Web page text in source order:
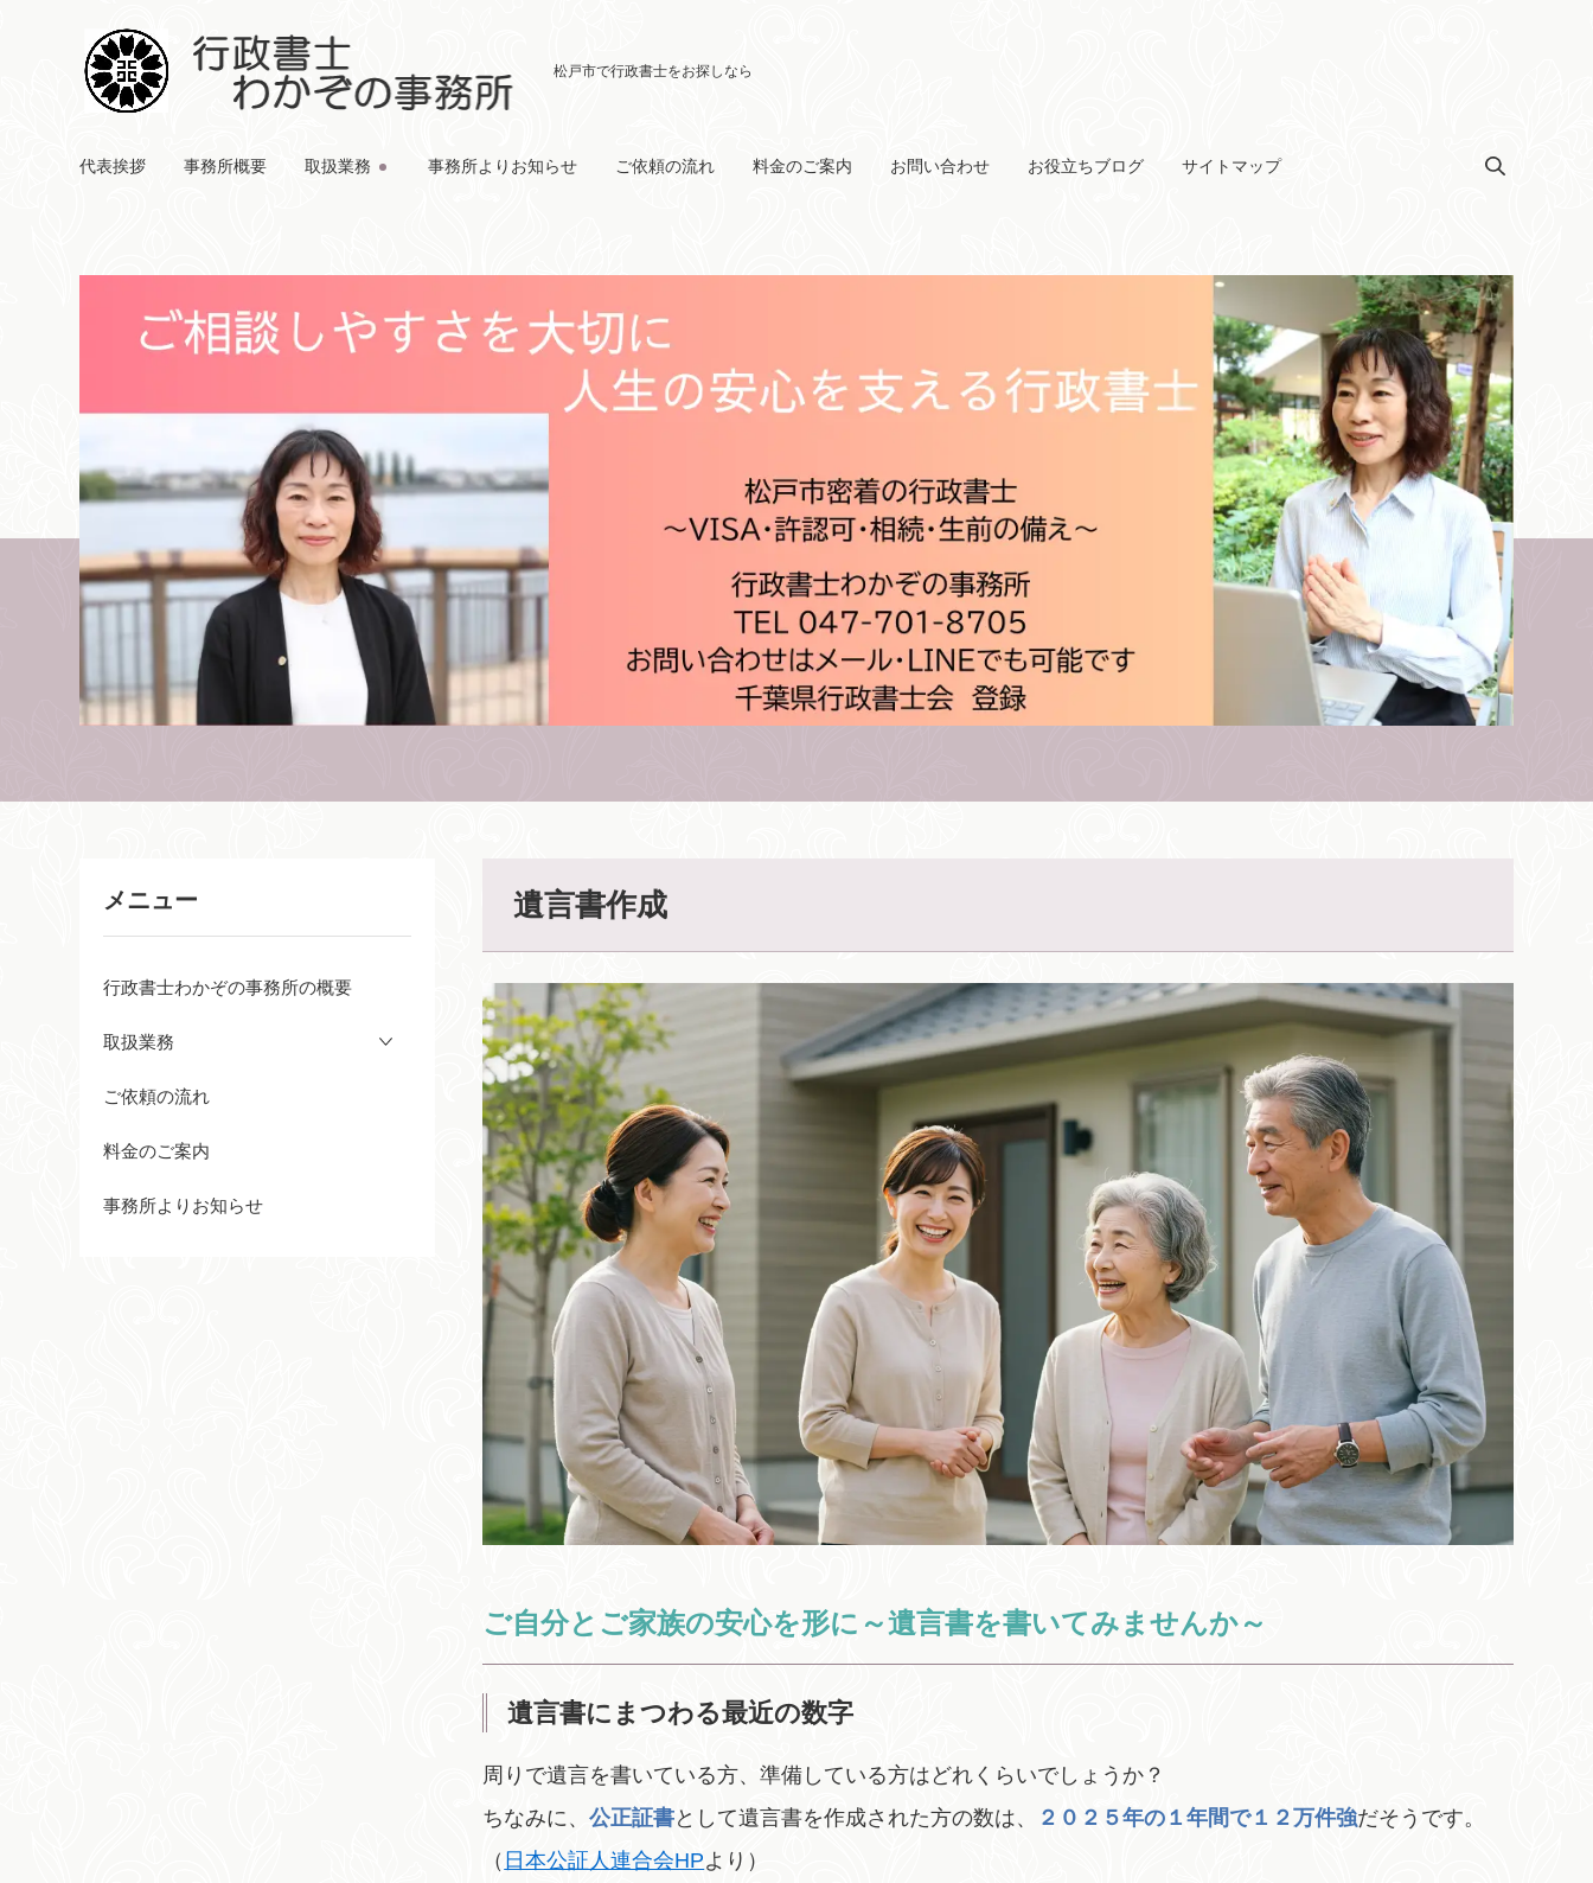
代表挨拶 事務所概要 取扱業務 事務所よりお知らせ ご依頼の流れ 料金のご案内 お問い合わせ お役立ちブログ サイトマップ
遺言書作成
ご自分とご家族の安心を形に～遺言書を書いてみませんか～
遺言書にまつわる最近の数字
周りで遺言を書いている方、準備している方はどれくらいでしょうか？
ちなみに、公正証書として遺言書を作成された方の数は、 ２０２５年の１年間で１２万件強だそうです。
（ 日本公証人連合会HPより）
メニュー
行政書士わかぞの事務所の概要
取扱業務
ご依頼の流れ
料金のご案内
事務所よりお知らせ